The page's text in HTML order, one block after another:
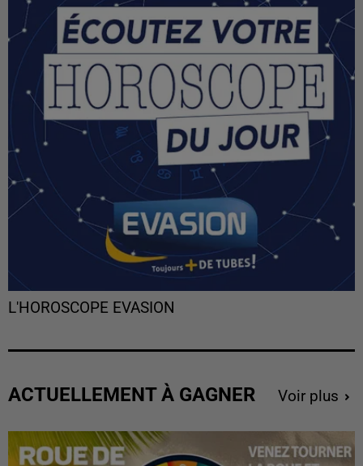
L'HOROSCOPE EVASION
ACTUELLEMENT À GAGNER Voir plus